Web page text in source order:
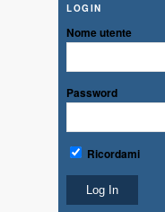
LOGIN
Nome utente
Password
Ricordami